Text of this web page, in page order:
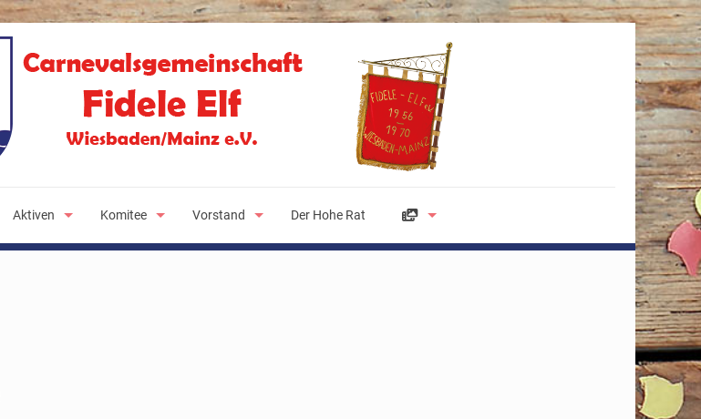
Aktiven Komitee Vorstand Der Hohe Rat